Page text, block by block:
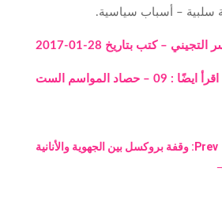
سلبية – أسباب سياسية.
التجيني – كتب بتاريخ 28-01-2017
اقرأ ايضًا : 09 – حصاد المواسم الست
Prev: وقفة بروكسل بين الجهوية والأنانية